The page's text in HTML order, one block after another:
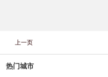
上一页
热门城市